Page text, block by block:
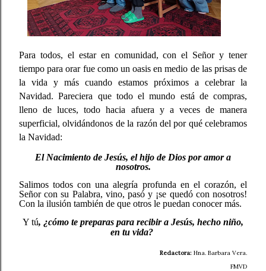
Para todos, el estar en comunidad, con el Señor y tener
tiempo para orar fue como un oasis en medio de las prisas de
la vida y más cuando estamos próximos a celebrar la
Navidad. Pareciera que todo el mundo está de compras,
lleno de luces, todo hacia afuera y a veces de manera
superficial, olvidándonos de la razón del por qué celebramos
la Navidad:
El Nacimiento de Jesús, el hijo de Dios por amor a
nosotros.
Salimos todos con una alegría profunda en el corazón, el
Señor con su Palabra, vino, pasó y ¡se quedó con nosotros!
Con la ilusión también de que otros le puedan conocer más.
Y tú, ¿cómo te preparas para recibir a Jesús, hecho niño,
en tu vida?
Redactora: Hna. Barbara Vera.
FMVD